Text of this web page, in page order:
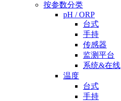
按参数分类
pH / ORP
台式
手持
传感器
监测平台
系统&在线
温度
台式
手持